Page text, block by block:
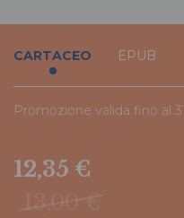
CARTACEO EPUB
Promozione valida fino al
13,00 €
12,35 €